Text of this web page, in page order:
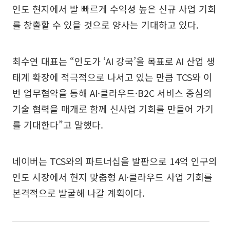
인도 현지에서 발 빠르게 수익성 높은 신규 사업 기회
를 창출할 수 있을 것으로 양사는 기대하고 있다.
최수연 대표는 “인도가 ‘AI 강국’을 목표로 AI 산업 생
태계 확장에 적극적으로 나서고 있는 만큼 TCS와 이
번 업무협약을 통해 AI·클라우드·B2C 서비스 중심의
기술 협력을 매개로 함께 신사업 기회를 만들어 가기
를 기대한다”고 말했다.
네이버는 TCS와의 파트너십을 발판으로 14억 인구의
인도 시장에서 현지 맞춤형 AI·클라우드 사업 기회를
본격적으로 발굴해 나갈 계획이다.